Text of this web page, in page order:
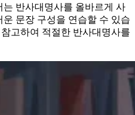
반사대명사를 올바르게 사
문장 구성을 연습할 수 있습
고하여 적절한 반사대명사를